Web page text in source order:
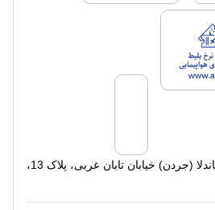
لایسنس های فروش سفرتاپ
تهران، خیابان نلسون ماندلا (جردن) خیابان تابان غربی، پلاک 13،